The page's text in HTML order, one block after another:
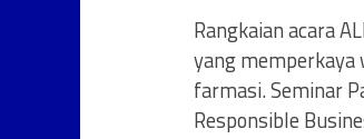
Rangkaian acara
yang memperkaya
farmasi. Seminar
Responsible